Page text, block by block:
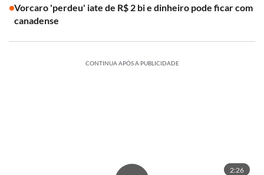
Vorcaro 'perdeu' iate de R$ 2 bi e dinheiro pode ficar com
canadense
CONTINUA APÓS A PUBLICIDADE
2:26